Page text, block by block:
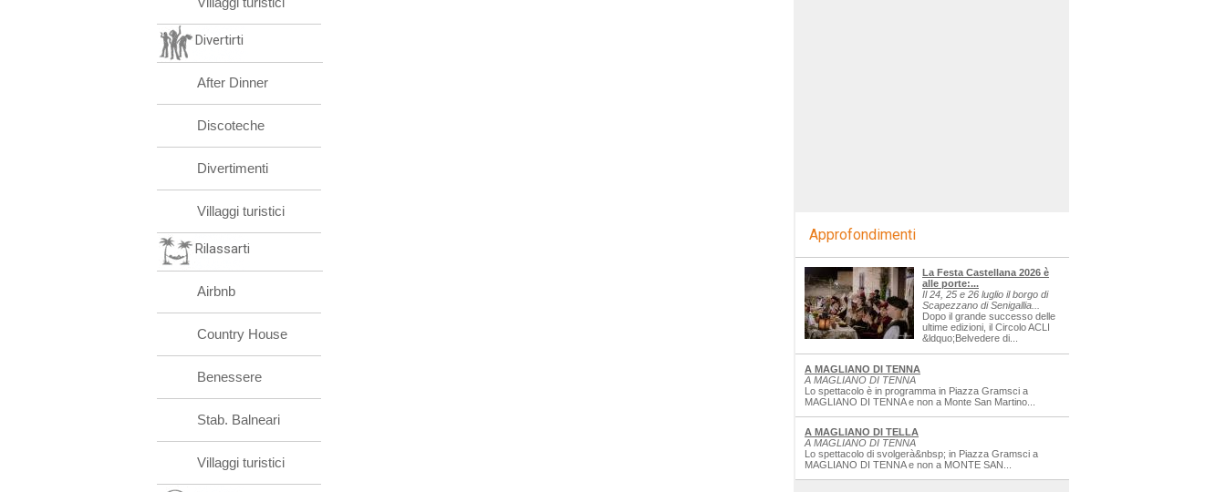
Divertirti
After Dinner
Discoteche
Divertimenti
Villaggi turistici
Rilassarti
Airbnb
Country House
Benessere
Stab. Balneari
Villaggi turistici
Approfondimenti
La Festa Castellana 2026 è
alle porte:...
Il 24, 25 e 26 luglio il borgo di
Scapezzano di Senigallia...
Dopo il grande successo delle
ultime edizioni, il Circolo ACLI
&ldquo;Belvedere di...
A MAGLIANO DI TENNA
A MAGLIANO DI TENNA
Lo spettacolo è in programma in Piazza Gramsci a
MAGLIANO DI TENNA e non a Monte San Martino...
A MAGLIANO DI TELLA
A MAGLIANO DI TENNA
Lo spettacolo di svolgerà&nbsp; in Piazza Gramsci a
MAGLIANO DI TENNA e non a MONTE SAN...